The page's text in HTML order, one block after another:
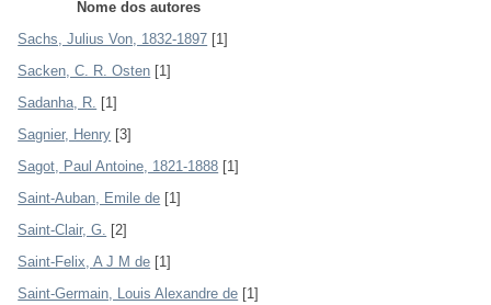
Nome dos autores
Sachs, Julius Von, 1832-1897 [1]
Sacken, C. R. Osten [1]
Sadanha, R.
[1]
Sagnier, Henry [3]
Sagot, Paul Antoine, 1821-1888 [1]
Saint-Auban, Emile de [1]
Saint-Clair, G.
[2]
Saint-Felix, A J M de [1]
Saint-Germain, Louis Alexandre de [1]